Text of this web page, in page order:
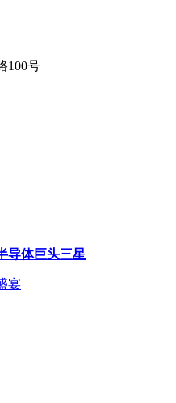
100号
导体巨头三星
宴